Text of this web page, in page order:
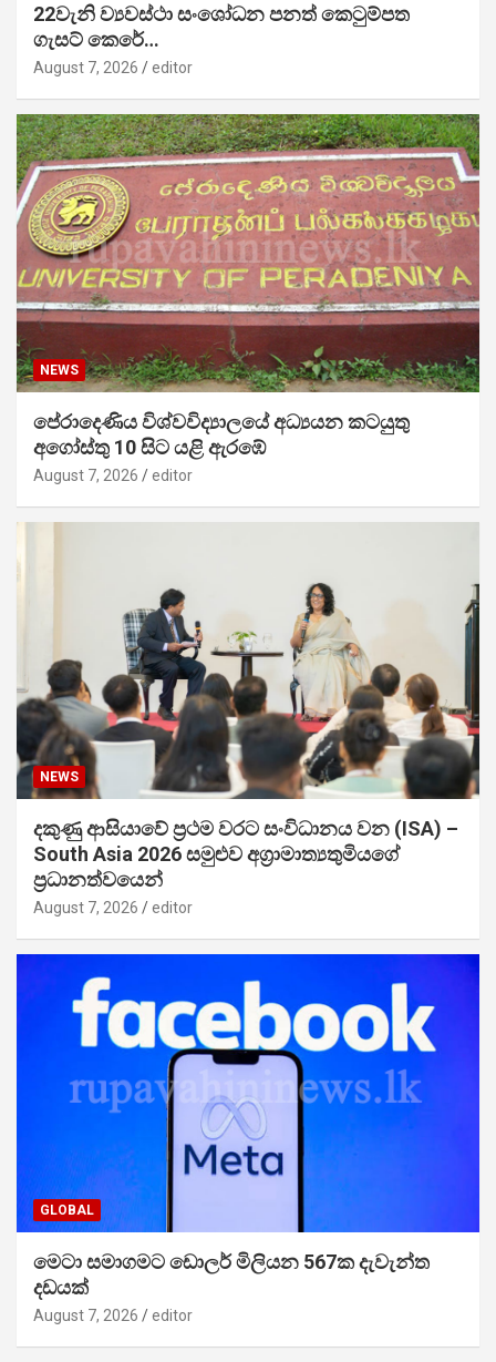
22වැනි ව්‍යවස්ථා සංශෝධන පනත් කෙටුම්පත
ගැසට් කෙරේ…
August 7, 2026 editor
NEWS
පේරාදෙණිය විශ්වවිද්‍යාලයේ අධ්‍යයන කටයුතු
අගෝස්තු 10 සිට යළි ඇරඹේ
August 7, 2026 editor
NEWS
දකුණු ආසියාවේ ප්‍රථම වරට සංවිධානය වන (ISA) –
South Asia 2026 සමුළුව අග්‍රාමාත්‍යතුමියගේ
ප්‍රධානත්වයෙන්
August 7, 2026 editor
GLOBAL
මෙටා සමාගමට ඩොලර් මිලියන 567ක දැවැන්ත
දඩයක්
August 7, 2026 editor